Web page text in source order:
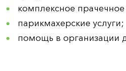
комплексное
парикмахерские услуги;
помощь в организации